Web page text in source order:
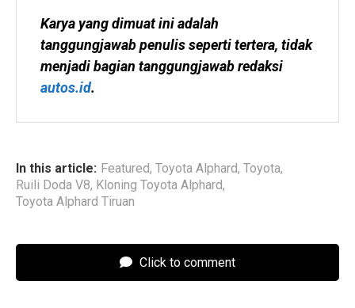
Karya yang dimuat ini adalah
tanggungjawab penulis seperti tertera, tidak
autos.id.
In this article: Featured, Toyota Alphard, Toyota,
Ruili Doda V8, Kloning Toyota Alphard,
Toyota Alphard Tiruan
Click to comment